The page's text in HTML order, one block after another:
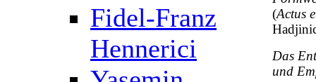
Fidel-Franz
Hennerici
(Actus
Das
und